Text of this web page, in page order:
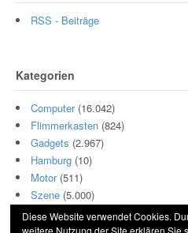
RSS - Beiträge
Kategorien
Computer(16.042)
Flimmerkasten (824)
Gadgets (2.967)
Hamburg (10)
Motor(511)
Szene (5.000)
Diese Website verwendet Cookies.
weitere Nutzung der Site erklären Sie